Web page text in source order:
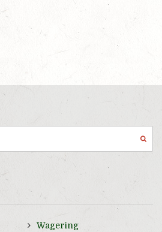
Wagering